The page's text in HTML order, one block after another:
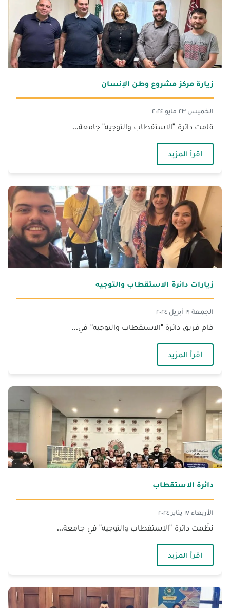
زيارة مركز مشروع وطن الإنسان
الخميس ٢٣ مايو ٢٠٢٤
قامت دائرة "الاستقطاب والتوجيه" جامعة...
اقرأ المزيد— زيارة مركز مشروع وطن الإنسان
زيارات دائرة الاستقطاب والتوجيه
الجمعة ١٩ أبريل ٢٠٢٤
قام فريق دائرة "الاستقطاب والتوجيه" في...
اقرأ المزيد— زيارات دائرة الاستقطاب والتوجيه
دائرة الاستقطاب‎
الأربعاء ١٧ يناير ٢٠٢٤
نظّمت دائرة "الاستقطاب والتوجيه" في جامعة...
اقرأ المزيد— دائرة الاستقطاب‎